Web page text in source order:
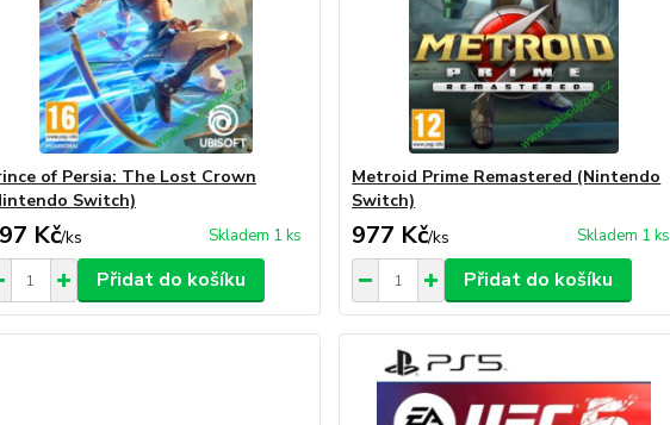
of Persia: The Lost Crown
Switch)
Kč/ks Skladem 1 ks
Přidat do košíku
Metroid Prime Remastered (Nintendo
Switch)
977 Kč/ks Skladem 1 ks
Přidat do košíku